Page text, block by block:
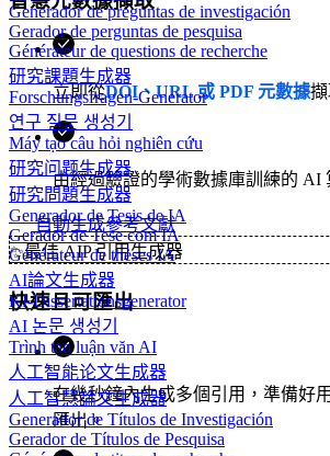
Generador de preguntas de investigación
Gerador de perguntas de pesquisa
Générateur de questions de recherche
研究課題生成器
Forschungsfragen-Generator
연구 질문 생성기
Máy tạo câu hỏi nghiên cứu
研究问题生成器
研究問題生成器
Generador de Tesis de IA
Gerador de Tese com IA
Générateur de thèses IA
AI論文生成器
KI-Dissertationsgenerator
AI 논문 생성기
Trình tạo luận văn AI
人工智能论文生成器
人工智慧論文生成器
Generador de Títulos de Investigación
Gerador de Títulos de Pesquisa
立即從DOI、URL 或 PDF 元數據
由經過驗證的學術數據庫訓練的 AI
自動生成參考文獻
✨最佳 AIP 引用生成器
快速且可匯出
在幾秒鐘內生成多個引用，準備好
匯出。